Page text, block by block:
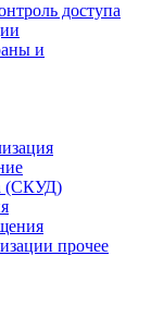
доступа
и
(СКУД)
прочее